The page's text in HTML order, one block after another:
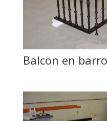
Balcon en